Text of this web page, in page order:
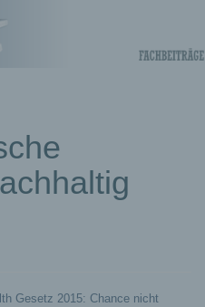
–
Gesetz 2015: Chance nicht